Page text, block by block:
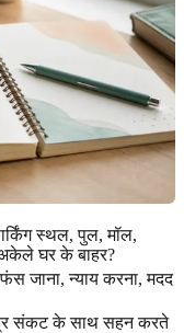
स्थल, पुल, मॉल,
अकेले घर के बाहर?
जाना, न्याय करना, मदद
संकट के साथ सहन करते